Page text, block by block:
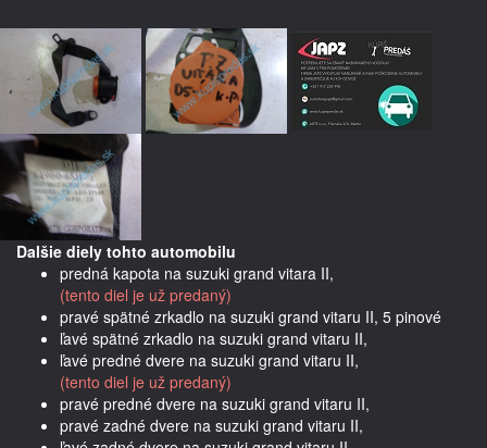
Dalšie diely tohto automobilu
predná kapota na suzuki grand vitara II,
(tento diel je už predaný)
pravé spätné zrkadlo na suzuki grand vitaru II, 5 pinové
ľavé spätné zrkadlo na suzuki grand vitaru II,
ľavé predné dvere na suzuki grand vitaru II,
(tento diel je už predaný)
pravé predné dvere na suzuki grand vitaru II,
pravé zadné dvere na suzuki grand vitaru II,